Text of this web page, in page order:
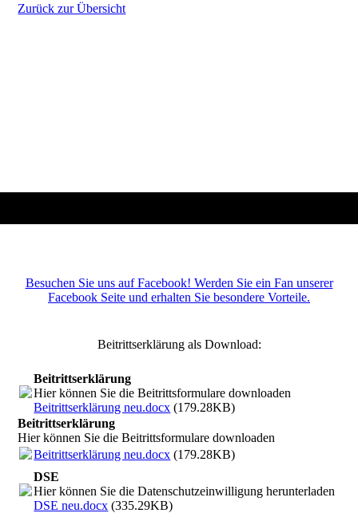
Zurück zur Übersicht
Besuchen Sie uns auf Facebook! Werden Sie ein Fan unserer
Facebook Seite und erhalten Sie besondere Vorteile.
Beitrittserklärung als Download:
Beitrittserklärung
Hier können Sie die Beitrittsformulare downloaden
Beitrittserklärung neu.docx (179.28KB)
Beitrittserklärung
Hier können Sie die Beitrittsformulare downloaden
Beitrittserklärung neu.docx (179.28KB)
DSE
Hier können Sie die Datenschutzeinwilligung herunterladen
DSE neu.docx (335.29KB)